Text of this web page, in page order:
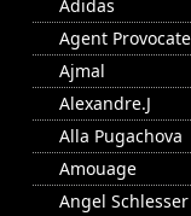
Adidas
Agent
Ajmal
Alexandre.J
Alla Pugachova
Amouage
Angel Schlesser